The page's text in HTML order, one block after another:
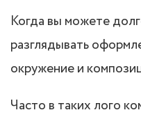
Когда вы можете
разглядывать
окружение и
Часто в таких лого